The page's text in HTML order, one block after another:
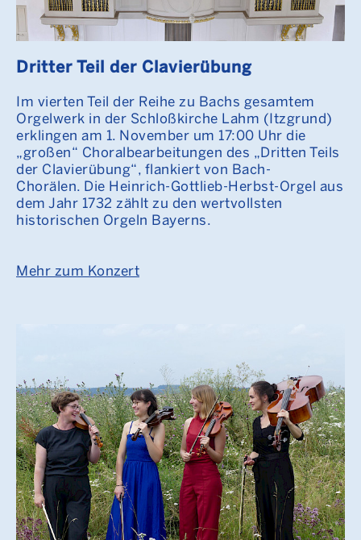
Dritter Teil der Clavierübung
Im vierten Teil der Reihe zu Bachs gesamtem
Orgelwerk in der Schloßkirche Lahm (Itzgrund)
erklingen am 1. November um 17:00 Uhr die
„großen“ Choralbearbeitungen des „Dritten Teils
der Clavierübung“, flankiert von Bach-
Chorälen. Die Heinrich-Gottlieb-Herbst-Orgel aus
dem Jahr 1732 zählt zu den wertvollsten
historischen Orgeln Bayerns.
Mehr zum Konzert